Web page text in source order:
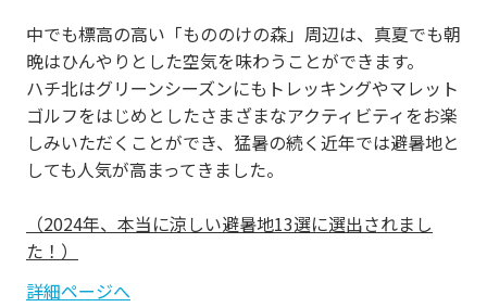
中でも標高の高い「もののけの森」周辺は、真夏でも朝
晩はひんやりとした空気を味わうことができます。
ハチ北はグリーンシーズンにもトレッキングやマレット
ゴルフをはじめとしたさまざまなアクティビティをお楽
しみいただくことができ、猛暑の続く近年では避暑地と
しても人気が高まってきました。
（2024年、本当に涼しい避暑地13選に選出されまし
た！）
詳細ページへ